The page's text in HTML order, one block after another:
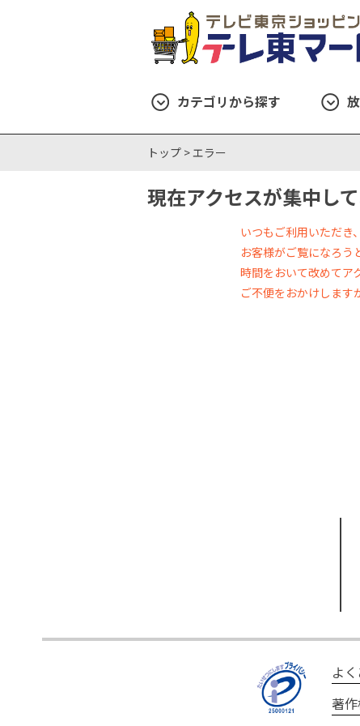
カテゴリから探す
トップ >エラー
現在アクセスが集中して
いつもご利用いただき
お客様がご覧になろう
時間をおいて改めてア
ご不便をおかけします
よ
著